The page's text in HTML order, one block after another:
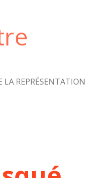
LA REPRÉSENTATION